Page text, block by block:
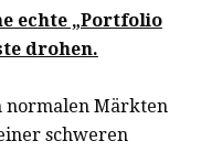
echte „Portfolio
drohen.
Märkten
schweren